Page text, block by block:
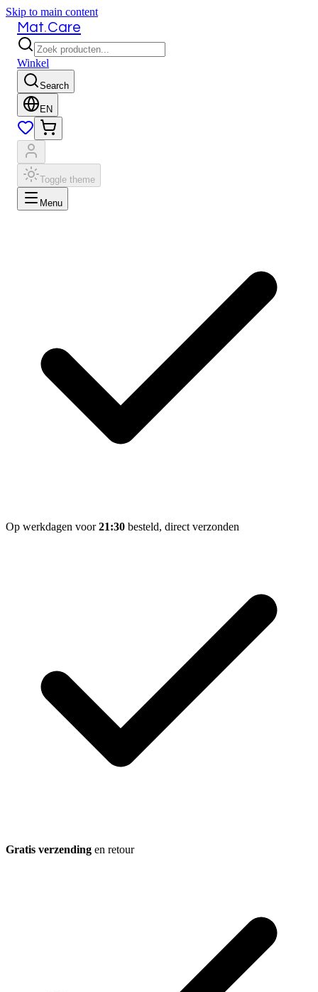
Skip to main content
Mat.Care
Winkel
Search
EN
Toggle theme
Menu
Op werkdagen voor21:30 besteld, direct verzonden
Gratis verzending en retour